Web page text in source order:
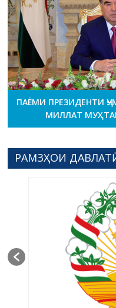
ПАЁМИ ПРЕЗИДЕНТИ
МИЛЛАТ
РАМЗҲОИ